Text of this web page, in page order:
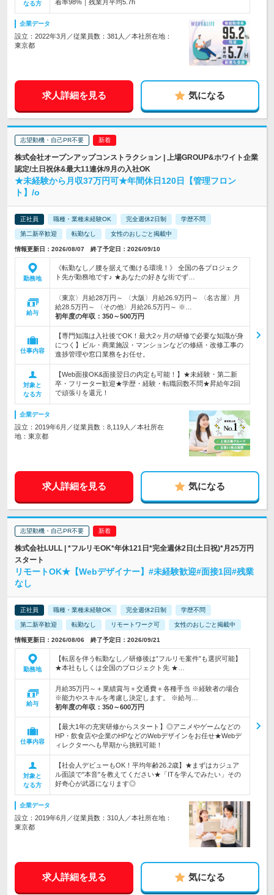
なる方
着率98%｜残業月平均5.7h
企業データ
設立：2022年3月／従業員数：381人／本社所在地：
東京都
求人詳細を見る 気になる
志望動機・自己PR不要
株式会社オープンアップコンストラクション | 上場GROUP&ホワイト企業
認定/土日祝休&最大11連休/9月の入社OK
★未経験から月収37万円可★年間休日120日【管理フロン
ト】/o
正社員 職種・業種未経験OK 完全週休2日制 学歴不問
第二新卒歓迎 転勤なし 女性のおしごと掲載中
情報更新日：2026/08/07 終了予定日：2026/09/10
勤務地
《転勤なし／腰を据えて働ける環境！》 全国の各プロジェク
ト先が勤務地です♪ ★あなたの好きな街でず…
給与
〈東京〉月給28万円～ 〈大阪〉月給26.9万円～ 〈名古屋〉月
給28.5万円～ 〈その他〉月給26.5万円～ ※…
初年度の年収： 350～500万円
仕事内容
【専門知識は入社後でOK！最大2ヶ月の研修で必要な知識が身
につく】ビル・商業施設・マンションなどの修繕・改修工事の
進捗管理や窓口業務をお任せ。
対象と
なる方
【Web面接OK&面接翌日の内定も可能！】★未経験・第二新
卒・フリーター歓迎★学歴・経験・転職回数不問★昇給年2回
で頑張りを還元！
企業データ
設立：2019年6月／従業員数：8,119人／本社所在
地：東京都
求人詳細を見る 気になる
志望動機・自己PR不要
株式会社LULL | *フルリモOK*年休121日*完全週休2日(土日祝)*月25万円
スタート
リモートOK★【Webデザイナー】#未経験歓迎#面接1回#残業
なし
正社員 職種・業種未経験OK 完全週休2日制 学歴不問
第二新卒歓迎 転勤なし リモートワーク可 女性のおしごと掲載中
情報更新日：2026/08/06 終了予定日：2026/09/21
勤務地
【転居を伴う転勤なし／研修後は”フルリモ案件”も選択可能】
★本社もしくは全国のプロジェクト先 ★…
給与
月給35万円～＋業績賞与＋交通費＋各種手当 ※経験者の場合
※能力やスキルを考慮し決定します。 ※給与…
初年度の年収： 350～600万円
仕事内容
【最大1年の充実研修からスタート】◎アニメやゲームなどの
HP・飲食店や企業のHPなどのWebデザインをお任せ★Webデ
ィレクターへも早期から挑戦可能！
対象と
なる方
【社会人デビューもOK！平均年齢26.2歳】★まずはカジュア
ル面談で"本音"を教えてください★「ITを学んでみたい」その
好奇心が武器になります◎
企業データ
設立：2019年6月／従業員数：310人／本社所在地：
東京都
求人詳細を見る 気になる